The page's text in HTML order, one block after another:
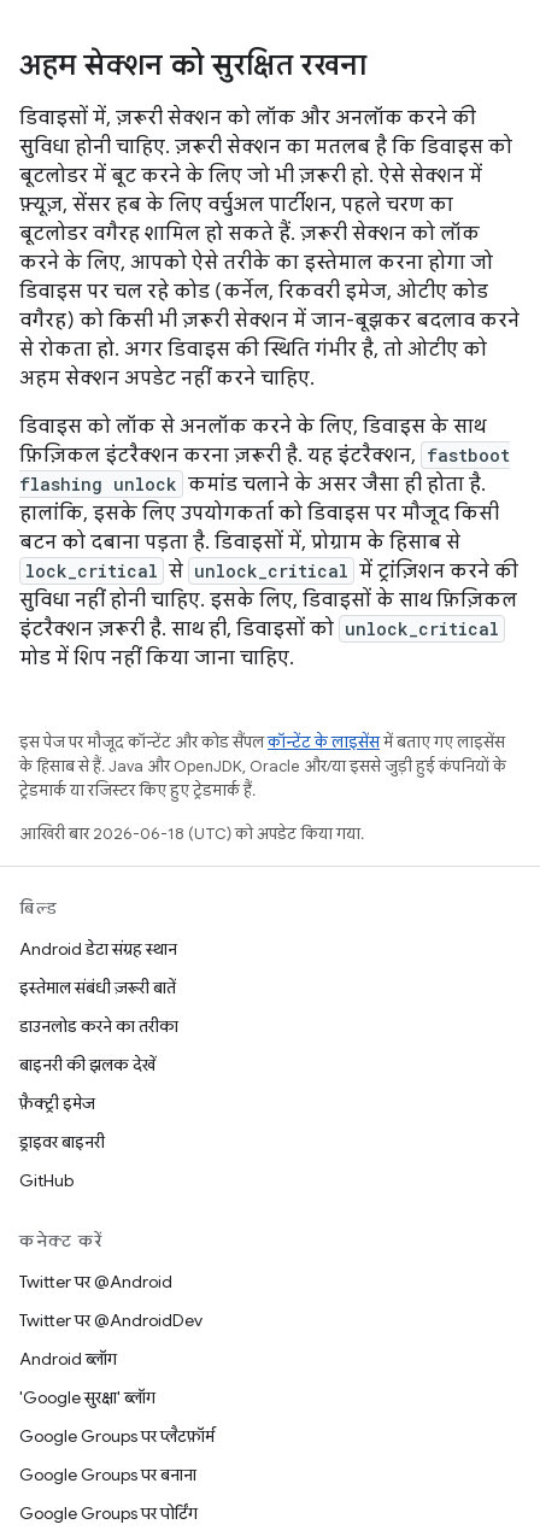
अहम सेक्शन को सुरक्षित रखना
डिवाइसों में, ज़रूरी सेक्शन को लॉक और अनलॉक करने की
सुविधा होनी चाहिए. ज़रूरी सेक्शन का मतलब है कि डिवाइस को
बूटलोडर में बूट करने के लिए जो भी ज़रूरी हो. ऐसे सेक्शन में
फ़्यूज़, सेंसर हब के लिए वर्चुअल पार्टीशन, पहले चरण का
बूटलोडर वगैरह शामिल हो सकते हैं. ज़रूरी सेक्शन को लॉक
करने के लिए, आपको ऐसे तरीके का इस्तेमाल करना होगा जो
डिवाइस पर चल रहे कोड (कर्नेल, रिकवरी इमेज, ओटीए कोड
वगैरह) को किसी भी ज़रूरी सेक्शन में जान-बूझकर बदलाव करने
से रोकता हो. अगर डिवाइस की स्थिति गंभीर है, तो ओटीए को
अहम सेक्शन अपडेट नहीं करने चाहिए.
डिवाइस को लॉक से अनलॉक करने के लिए, डिवाइस के साथ
फ़िज़िकल इंटरैक्शन करना ज़रूरी है. यह इंटरैक्शन, fastboot
flashing unlock कमांड चलाने के असर जैसा ही होता है.
हालांकि, इसके लिए उपयोगकर्ता को डिवाइस पर मौजूद किसी
बटन को दबाना पड़ता है. डिवाइसों में, प्रोग्राम के हिसाब से
lock_critical से unlock_critical में ट्रांज़िशन करने की
सुविधा नहीं होनी चाहिए. इसके लिए, डिवाइसों के साथ फ़िज़िकल
इंटरैक्शन ज़रूरी है. साथ ही, डिवाइसों को unlock_critical
मोड में शिप नहीं किया जाना चाहिए.
इस पेज पर मौजूद कॉन्टेंट और कोड सैंपलकॉन्टेंट के लाइसेंसमें बताए गए लाइसेंस
के हिसाब से हैं. Java और OpenJDK, Oracle और/या इससे जुड़ी हुई कंपनियों के
ट्रेडमार्क या रजिस्टर किए हुए ट्रेडमार्क हैं.
आखिरी बार 2026-06-18 (UTC) को अपडेट किया गया.
बिल्ड
Android डेटा संग्रह स्थान
इस्तेमाल संबंधी ज़रूरी बातें
डाउनलोड करने का तरीका
बाइनरी की झलक देखें
फ़ैक्ट्री इमेज
ड्राइवर बाइनरी
GitHub
कनेक्ट करें
Twitter पर @Android
Twitter पर @AndroidDev
Android ब्लॉग
'Google सुरक्षा' ब्लॉग
Google Groups पर प्लैटफ़ॉर्म
Google Groups पर बनाना
Google Groups पर पोर्टिंग